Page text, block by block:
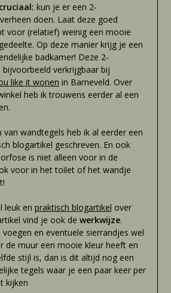
kun je er een 2-
doen. Laat deze goed
voor (relatief) weinig een mooie
Op deze manier krijg je een
badkamer! Deze 2-
verkrijgbaar bij
like it wonen in Barneveld. Over
heb ik trouwens eerder al een
van wandtegels heb ik al eerder een
blogartikel geschreven. En ook
is niet alleen voor in de
voor in het toilet of het wandje
leuk en praktisch blogartikel over
vind je ook de werkwijze.
en eventuele sierrandjes wel
de muur een mooie kleur heeft en
stijl is, dan is dit altijd nog een
tegels waar je een paar keer per
kijken